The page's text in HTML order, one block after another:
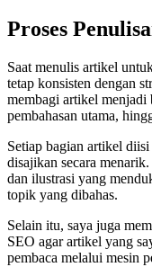
Proses
Saat menulis artikel
tetap konsisten dengan
membagi artikel menjadi
pembahasan utama,
Setiap bagian artikel
disajikan secara
dan ilustrasi yang
topik yang dibahas.
Selain itu, saya juga
SEO agar artikel yang
pembaca melalui mesin